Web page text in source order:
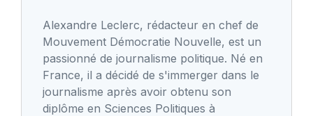
Alexandre Leclerc, rédacteur en chef de
Mouvement Démocratie Nouvelle, est un
passionné de journalisme politique. Né en
France, il a décidé de s'immerger dans le
journalisme après avoir obtenu son
diplôme en Sciences Politiques à